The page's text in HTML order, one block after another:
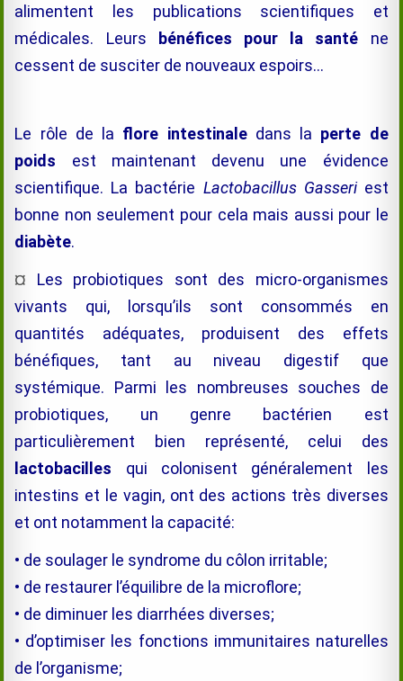
alimentent les publications scientifiques et
médicales. Leurs bénéfices pour la santé ne
cessent de susciter de nouveaux espoirs…
Le rôle de la flore intestinaledans la perte de
poids est maintenant devenu une évidence
scientifique. La bactérie Lactobacillus Gasseriest
bonne non seulement pour cela mais aussi pour le
diabète.
¤ Les probiotiques sont des micro-organismes
vivants qui, lorsqu’ils sont consommés en
quantités adéquates, produisent des effets
bénéfiques, tant au niveau digestif que
systémique. Parmi les nombreuses souches de
probiotiques, un genre bactérien est
particulièrement bien représenté, celui des
lactobacilles qui colonisent généralement les
intestins et le vagin, ont des actions très diverses
et ont notamment la capacité:
• de soulager le syndrome du côlon irritable;
• de restaurer l’équilibre de la microflore;
• de diminuer les diarrhées diverses;
• d’optimiser les fonctions immunitaires naturelles
de l’organisme;